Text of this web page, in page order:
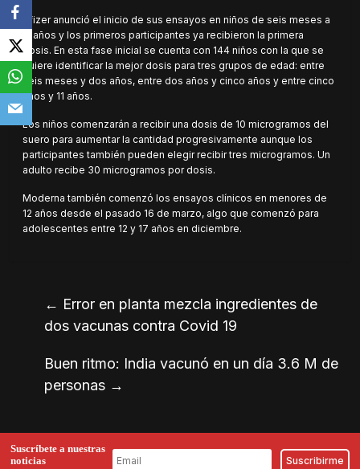
Pfizer anunció el inicio de sus ensayos en niños de seis meses a
11 años y los primeros participantes ya recibieron la primera
dosis. En esta fase inicial se cuenta con 144 niños con la que se
quiere identificar la mejor dosis para tres grupos de edad: entre
seis meses y dos años, entre dos años y cinco años y entre cinco
años y 11 años.
Los niños comenzarán a recibir una dosis de 10 microgramos del
suero para aumentar la cantidad progresivamente aunque los
participantes también pueden elegir recibir tres microgramos. Un
adulto recibe 30 microgramos por dosis.
Moderna también comenzó los ensayos clínicos en menores de
12 años desde el pasado 16 de marzo, algo que comenzó para
adolescentes entre 12 y 17 años en diciembre.
← Error en planta mezcla ingredientes de
dos vacunas contra Covid 19
Buen ritmo: India vacunó en un día 3.6 M de
personas →
Suscríbete a nuestras
noticias